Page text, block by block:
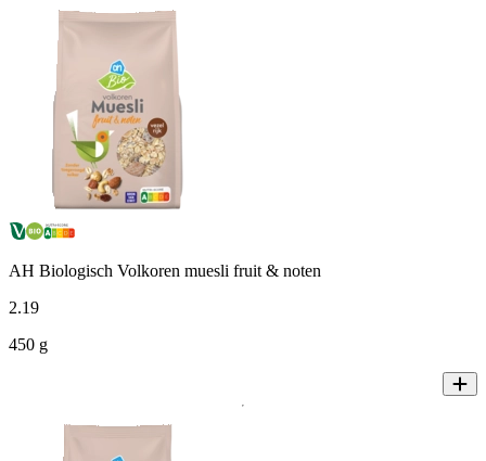
AH Biologisch Volkoren muesli fruit & noten
2.19
450 g